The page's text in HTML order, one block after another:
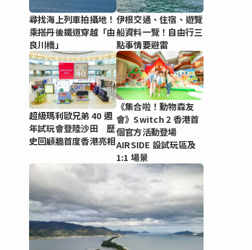
尋找海上列車拍攝地！
乘搭丹後鐵道穿越「由
良川橋」
伊根交通、住宿、遊覽
船資料一覽！自由行三
點事情要避雷
超級瑪利歐兄弟 40 週
年試玩會登陸沙田 歷
史回顧牆首度香港亮相
《集合啦！動物森友
會》Switch 2 香港首
個官方活動登場
AIRSIDE 設試玩區及
1:1 場景